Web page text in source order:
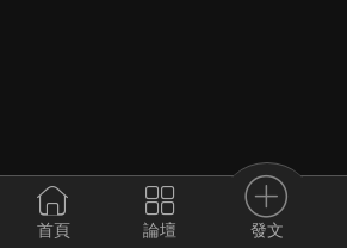
首頁 論壇 發文